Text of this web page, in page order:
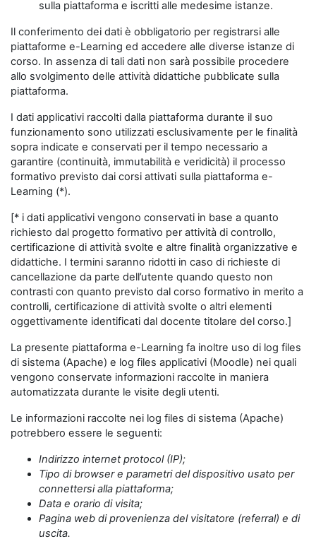
sulla piattaforma e iscritti alle medesime istanze.
Il conferimento dei dati è obbligatorio per registrarsi alle
piattaforme e-Learning ed accedere alle diverse istanze di
corso. In assenza di tali dati non sarà possibile procedere
allo svolgimento delle attività didattiche pubblicate sulla
piattaforma.
I dati applicativi raccolti dalla piattaforma durante il suo
funzionamento sono utilizzati esclusivamente per le finalità
sopra indicate e conservati per il tempo necessario a
garantire (continuità, immutabilità e veridicità) il processo
formativo previsto dai corsi attivati sulla piattaforma e-
Learning (*).
[* i dati applicativi vengono conservati in base a quanto
richiesto dal progetto formativo per attività di controllo,
certificazione di attività svolte e altre finalità organizzative e
didattiche. I termini saranno ridotti in caso di richieste di
cancellazione da parte dell’utente quando questo non
contrasti con quanto previsto dal corso formativo in merito a
controlli, certificazione di attività svolte o altri elementi
oggettivamente identificati dal docente titolare del corso.]
La presente piattaforma e-Learning fa inoltre uso di log files
di sistema (Apache) e log files applicativi (Moodle) nei quali
vengono conservate informazioni raccolte in maniera
automatizzata durante le visite degli utenti.
Le informazioni raccolte nei log files di sistema (Apache)
potrebbero essere le seguenti:
Indirizzo internet protocol (IP);
Tipo di browser e parametri del dispositivo usato per
connettersi alla piattaforma;
Data e orario di visita;
Pagina web di provenienza del visitatore (referral) e di
uscita.